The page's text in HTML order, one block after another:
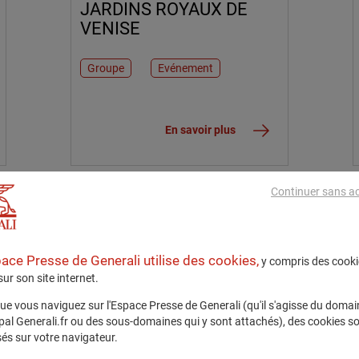
JARDINS ROYAUX DE
VENISE
Groupe Evénement
En savoir plus
LABEL AGIR POUR
NOTRE AVENIR À
L'ENTREPRISE
LARBALETIER
Evénement
Presse de Generali utilise des cookies,y compris des
son site internet.
vous naviguez sur l'Espace Presse de Generali (qu'il s'agisse du
Generali.fr ou des sous-domaines qui y sont attachés), des cookies
sur votre navigateur.
Continuer sans